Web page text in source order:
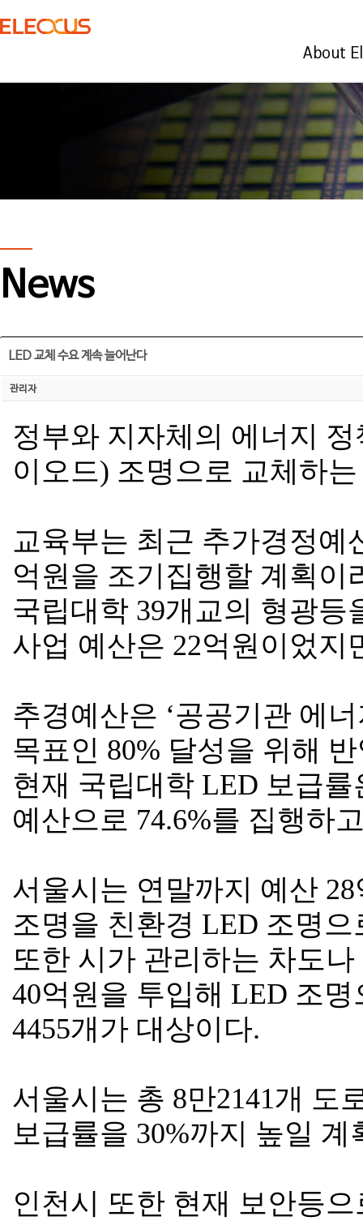
About
News
LED 교체 수요 계속 늘어난다
관리자
정부와 지자체의 에너지
이오드) 조명으로 교체하
교육부는 최근 추가경정예
억원을 조기집행할 계획이
국립대학 39개교의 형광
사업 예산은 22억원이었지
추경예산은 ‘공공기관 에
목표인 80% 달성을 위해
현재 국립대학 LED 보급
예산으로 74.6%를 집행하
서울시는 연말까지 예산
조명을 친환경 LED 조명
또한 시가 관리하는 차도
40억원을 투입해 LED 조
4455개가 대상이다.
서울시는 총 8만2141개 도
보급률을 30%까지 높일 계
인천시 또한 현재 보안등